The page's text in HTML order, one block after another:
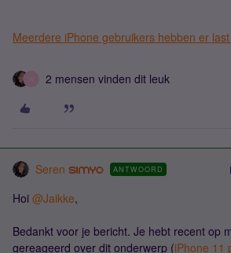
Meerdere iPhone gebruikers hebben er
2 mensen vinden dit leuk
Seren ANTWOORD
Hoi @Jaikke,
Bedankt voor je bericht. Je hebt recent op
gereageerd over dit onderwerp (iPhone 11